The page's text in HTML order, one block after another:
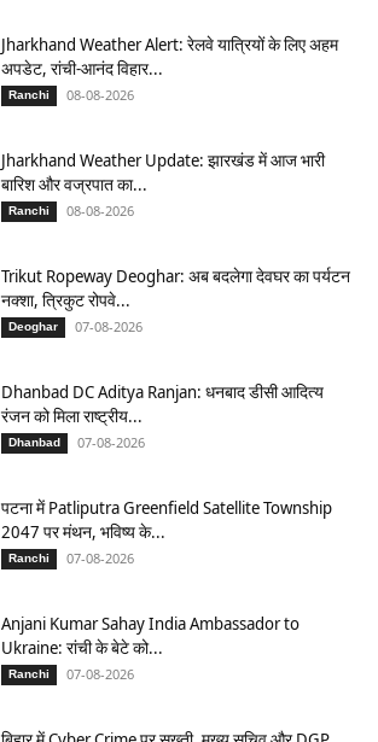
Jharkhand Weather Alert: रेलवे यात्रियों के लिए अहम
अपडेट, रांची-आनंद विहार...
Ranchi 08-08-2026
Jharkhand Weather Update: झारखंड में आज भारी
बारिश और वज्रपात का...
Ranchi 08-08-2026
Trikut Ropeway Deoghar: अब बदलेगा देवघर का पर्यटन
नक्शा, त्रिकुट रोपवे...
Deoghar 07-08-2026
Dhanbad DC Aditya Ranjan: धनबाद डीसी आदित्य
रंजन को मिला राष्ट्रीय...
Dhanbad 07-08-2026
पटना में Patliputra Greenfield Satellite Township
2047 पर मंथन, भविष्य के...
Ranchi 07-08-2026
Anjani Kumar Sahay India Ambassador to
Ukraine: रांची के बेटे को...
Ranchi 07-08-2026